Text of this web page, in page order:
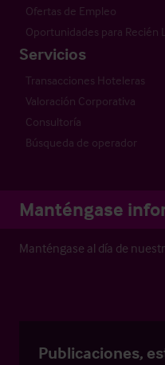
Ofertas de Empleo
Oportunidades para Recién
Servicios
Transacciones Hoteleras
Valoración Corporativa
Consultoría
Búsqueda de operador
Manténgase
Manténgase al día de
Publicaciones,